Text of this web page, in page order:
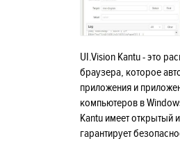
UI.Vision Kantu - это
браузера, которое
приложения и
компьютеров в
Kantu имеет открытый
гарантирует